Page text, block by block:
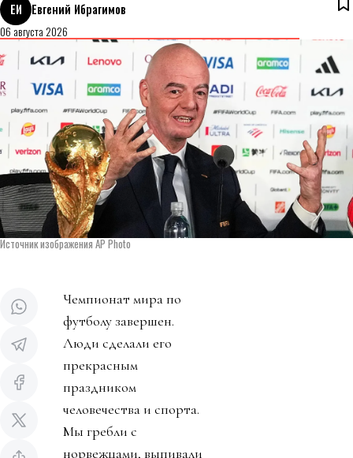
ЕИ
Евгений Ибрагимов
06 августа 2026
Источник изображения AP Photo
Чемпионат мира по
футболу завершен.
Люди сделали его
прекрасным
праздником
человечества и спорта.
Мы гребли с
норвежцами, выпивали